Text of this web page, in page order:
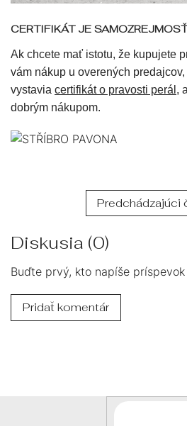
CERTIFIKÁT JE
Ak chcete mať istotu, že kupujete
vám nákup u overených
vystavia certifikát o pravosti perál ,
dobrým nákupom.
Predchádzajúci
Diskusia (0)
Buďte prvý, kto napíše
Pridať komentár